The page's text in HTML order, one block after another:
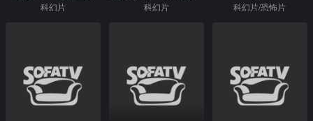
科幻片 科幻片 科幻片/恐怖片